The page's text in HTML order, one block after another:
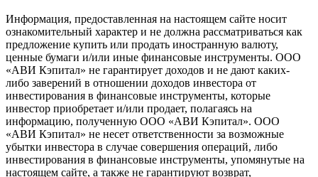
Информация, предоставленная на настоящем сайте носит
ознакомительный характер и не должна рассматриваться как
предложение купить или продать иностранную валюту,
ценные бумаги и/или иные финансовые инструменты. ООО
«АВИ Кэпитал» не гарантирует доходов и не дают каких-
либо заверений в отношении доходов инвестора от
инвестирования в финансовые инструменты, которые
инвестор приобретает и/или продает, полагаясь на
информацию, полученную ООО «АВИ Кэпитал». ООО
«АВИ Кэпитал» не несет ответственности за возможные
убытки инвестора в случае совершения операций, либо
инвестирования в финансовые инструменты, упомянутые на
настоящем сайте, а также не гарантируют возврат,